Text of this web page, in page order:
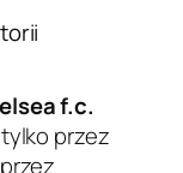
f.c.
przez